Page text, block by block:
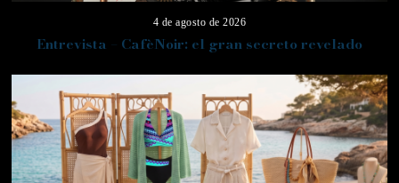
4 de agosto de 2026
Entrevista – CafèNoir: el gran secreto revelado